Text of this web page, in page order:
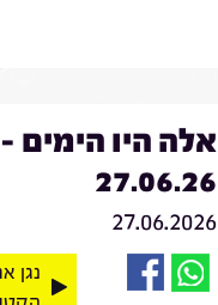
אלה היו הימים -
27.06.26
27.06.2026
נגן